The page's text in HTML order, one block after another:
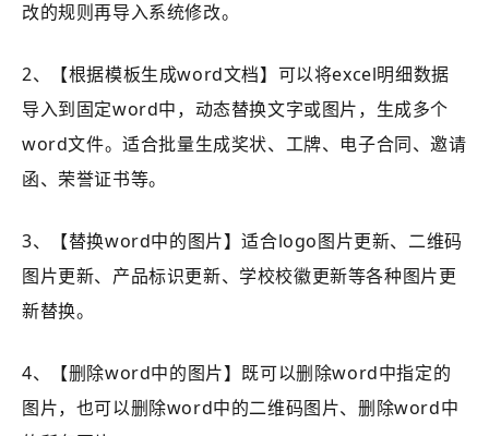
改的规则再导入系统修改。
2、【根据模板生成word文档】可以将excel明细数据
导入到固定word中，动态替换文字或图片，生成多个
word文件。适合批量生成奖状、工牌、电子合同、邀请
函、荣誉证书等。
3、【替换word中的图片】适合logo图片更新、二维码
图片更新、产品标识更新、学校校徽更新等各种图片更
新替换。
4、【删除word中的图片】既可以删除word中指定的
图片，也可以删除word中的二维码图片、删除word中